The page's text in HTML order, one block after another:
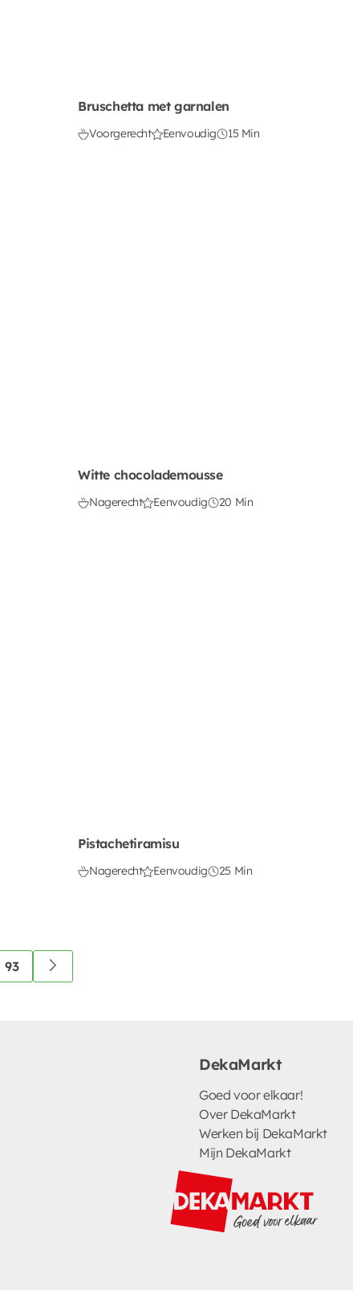
Bruschetta met garnalen
Voorgerecht Eenvoudig 15 Min
Witte chocolademousse
Nagerecht Eenvoudig 20 Min
Pistachetiramisu
Nagerecht Eenvoudig 25 Min
93
DekaMarkt
Goed voor elkaar!
Over DekaMarkt
Werken bij DekaMarkt
Mijn DekaMarkt